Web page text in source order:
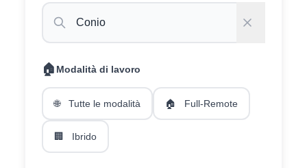
🏠 Modalità di lavoro
🌐 Tutte le modalità 🏠 Full-Remote
🏢 Ibrido